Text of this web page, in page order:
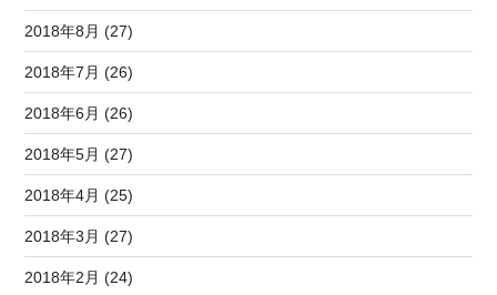
2018年8月 (27)
2018年7月 (26)
2018年6月 (26)
2018年5月 (27)
2018年4月 (25)
2018年3月 (27)
2018年2月 (24)